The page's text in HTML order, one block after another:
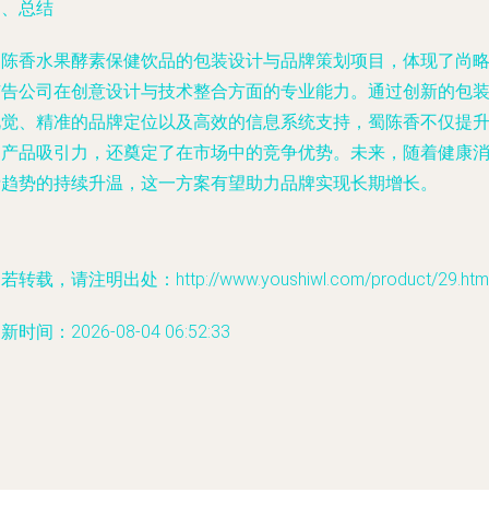
总结
香水果酵素保健饮品的包装设计与品牌策划项目，体现了尚略
公司在创意设计与技术整合方面的专业能力。通过创新的包装
、精准的品牌定位以及高效的信息系统支持，蜀陈香不仅提升
品吸引力，还奠定了在市场中的竞争优势。未来，随着健康消
势的持续升温，这一方案有望助力品牌实现长期增长。
转载，请注明出处：http://www.youshiwl.com/product/
时间：2026-08-04 06:52:33